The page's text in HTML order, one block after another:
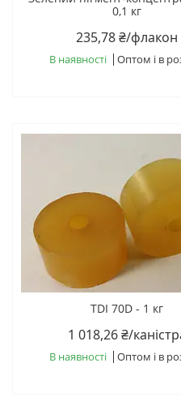
0,1 кг
235,78 ₴/флакон
В наявності Оптом і в
TDI 70D - 1 кг
1 018,26 ₴/
В наявності Оптом і в